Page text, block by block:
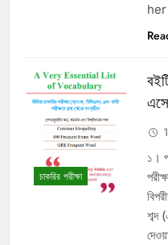
চাকরির পরীক্ষা
১।
শব্দ